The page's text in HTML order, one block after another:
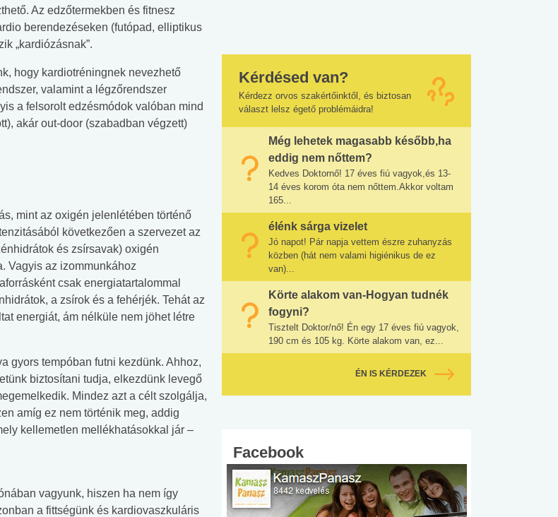
Az edzőtermekben és fitnesz
berendezéseken (futópad, elliptikus
„kardiózásnak”.
hogy kardiotréningnek nevezhető
valamint a légzőrendszer
a felsorolt edzésmódok valóban mind
akár out-door (szabadban végzett)
mint az oxigén jelenlétében történő
következően a szervezet az
és zsírsavak) oxigén
Vagyis az izommunkához
csak energiatartalommal
a zsírok és a fehérjék. Tehát az
energiát, ám nélküle nem jöhet létre
gyors tempóban futni kezdünk. Ahhoz,
biztosítani tudja, elkezdünk levegő
Mindez azt a célt szolgálja,
amíg ez nem történik meg, addig
kellemetlen mellékhatásokkal jár –
vagyunk, hiszen ha nem így
a fittségünk és kardiovaszkuláris
Kérdésed van?
Kérdezz orvos szakértőinktől, és biztosan
választ lelsz égető problémáidra!
Még lehetek magasabb később,ha
eddig nem nőttem?
Kedves Doktornő! 17 éves fiú vagyok,és 13-
14 éves korom óta nem nőttem.Akkor voltam
165...
élénk sárga vizelet
Jó napot! Pár napja vettem észre zuhanyzás
közben (hát nem valami higiénikus de ez
van)...
Körte alakom van-Hogyan tudnék
fogyni?
Tisztelt Doktor/nő! Én egy 17 éves fiú vagyok,
190 cm és 105 kg. Körte alakom van, ez...
ÉN IS KÉRDEZEK
Facebook